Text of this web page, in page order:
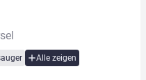
Alle zeigen